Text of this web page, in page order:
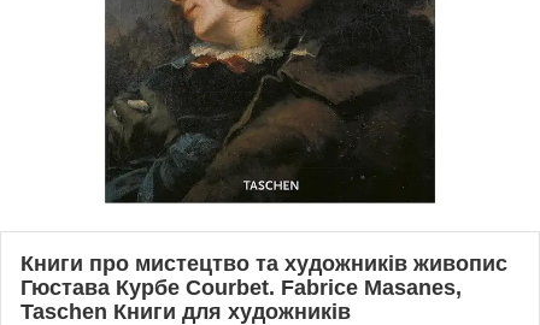
Книги про мистецтво та художників живопис
Гюстава Курбе Courbet. Fabrice Masanes,
Taschen Книги для художників